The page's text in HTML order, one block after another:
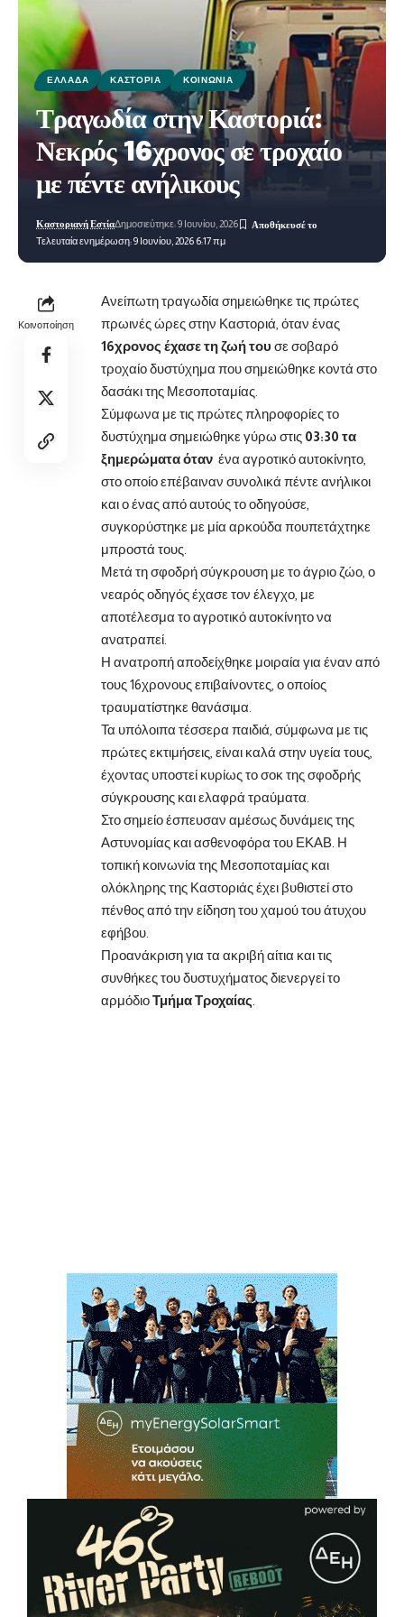
ΕΛΛΆΔΑ ΚΑΣΤΟΡΙΆ ΚΟΙΝΩΝΊΑ
Τραγωδία στην Καστοριά:
Νεκρός 16χρονος σε τροχαίο
με πέντε ανήλικους
Τελευταία ενημέρωση: 9 Ιουνίου, 2026 6:17 πμ
Καστοριανή ΕστίαΔημοσιεύτηκε: 9 Ιουνίου, 2026
Κοινοποίηση
Ανείπωτη τραγωδία σημειώθηκε τις πρώτες
πρωινές ώρες στην Καστοριά, όταν ένας
16χρονος έχασε τη ζωή του σε σοβαρό
τροχαίο δυστύχημα που σημειώθηκε κοντά στο
δασάκι της Μεσοποταμίας.
Σύμφωνα με τις πρώτες πληροφορίες το
δυστύχημα σημειώθηκε γύρω στις 03:30 τα
ξημερώματα όταν ένα αγροτικό αυτοκίνητο,
στο οποίο επέβαιναν συνολικά πέντε ανήλικοι
και ο ένας από αυτούς το οδηγούσε,
συγκορύστηκε με μία αρκούδα πουπετάχτηκε
μπροστά τους.
Μετά τη σφοδρή σύγκρουση με το άγριο ζώο, ο
νεαρός οδηγός έχασε τον έλεγχο, με
αποτέλεσμα το αγροτικό αυτοκίνητο να
ανατραπεί.
Η ανατροπή αποδείχθηκε μοιραία για έναν από
τους 16χρονους επιβαίνοντες, ο οποίος
τραυματίστηκε θανάσιμα.
Τα υπόλοιπα τέσσερα παιδιά, σύμφωνα με τις
πρώτες εκτιμήσεις, είναι καλά στην υγεία τους,
έχοντας υποστεί κυρίως το σοκ της σφοδρής
σύγκρουσης και ελαφρά τραύματα.
Στο σημείο έσπευσαν αμέσως δυνάμεις της
Αστυνομίας και ασθενοφόρα του ΕΚΑΒ. Η
τοπική κοινωνία της Μεσοποταμίας και
ολόκληρης της Καστοριάς έχει βυθιστεί στο
πένθος από την είδηση του χαμού του άτυχου
εφήβου.
Προανάκριση για τα ακριβή αίτια και τις
συνθήκες του δυστυχήματος διενεργεί το
αρμόδιοΤμήμα Τροχαίας